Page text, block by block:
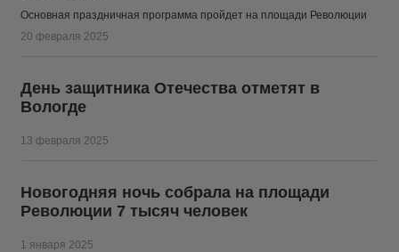
Основная праздничная программа пройдет на площади Революции
20 февраля 2025
День защитника Отечества отметят в
Вологде
13 февраля 2025
Новогодняя ночь собрала на площади
Революции 7 тысяч человек
1 января 2025